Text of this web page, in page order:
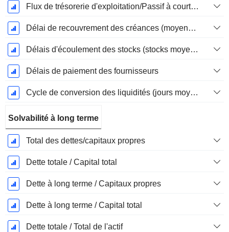
Flux de trésorerie d'exploitation/Passif à court terme
Délai de recouvrement des créances (moyenne des créances)
Délais d'écoulement des stocks (stocks moyens)
Délais de paiement des fournisseurs
Cycle de conversion des liquidités (jours moyens)
Solvabilité à long terme
Total des dettes/capitaux propres
Dette totale / Capital total
Dette à long terme / Capitaux propres
Dette à long terme / Capital total
Dette totale / Total de l'actif